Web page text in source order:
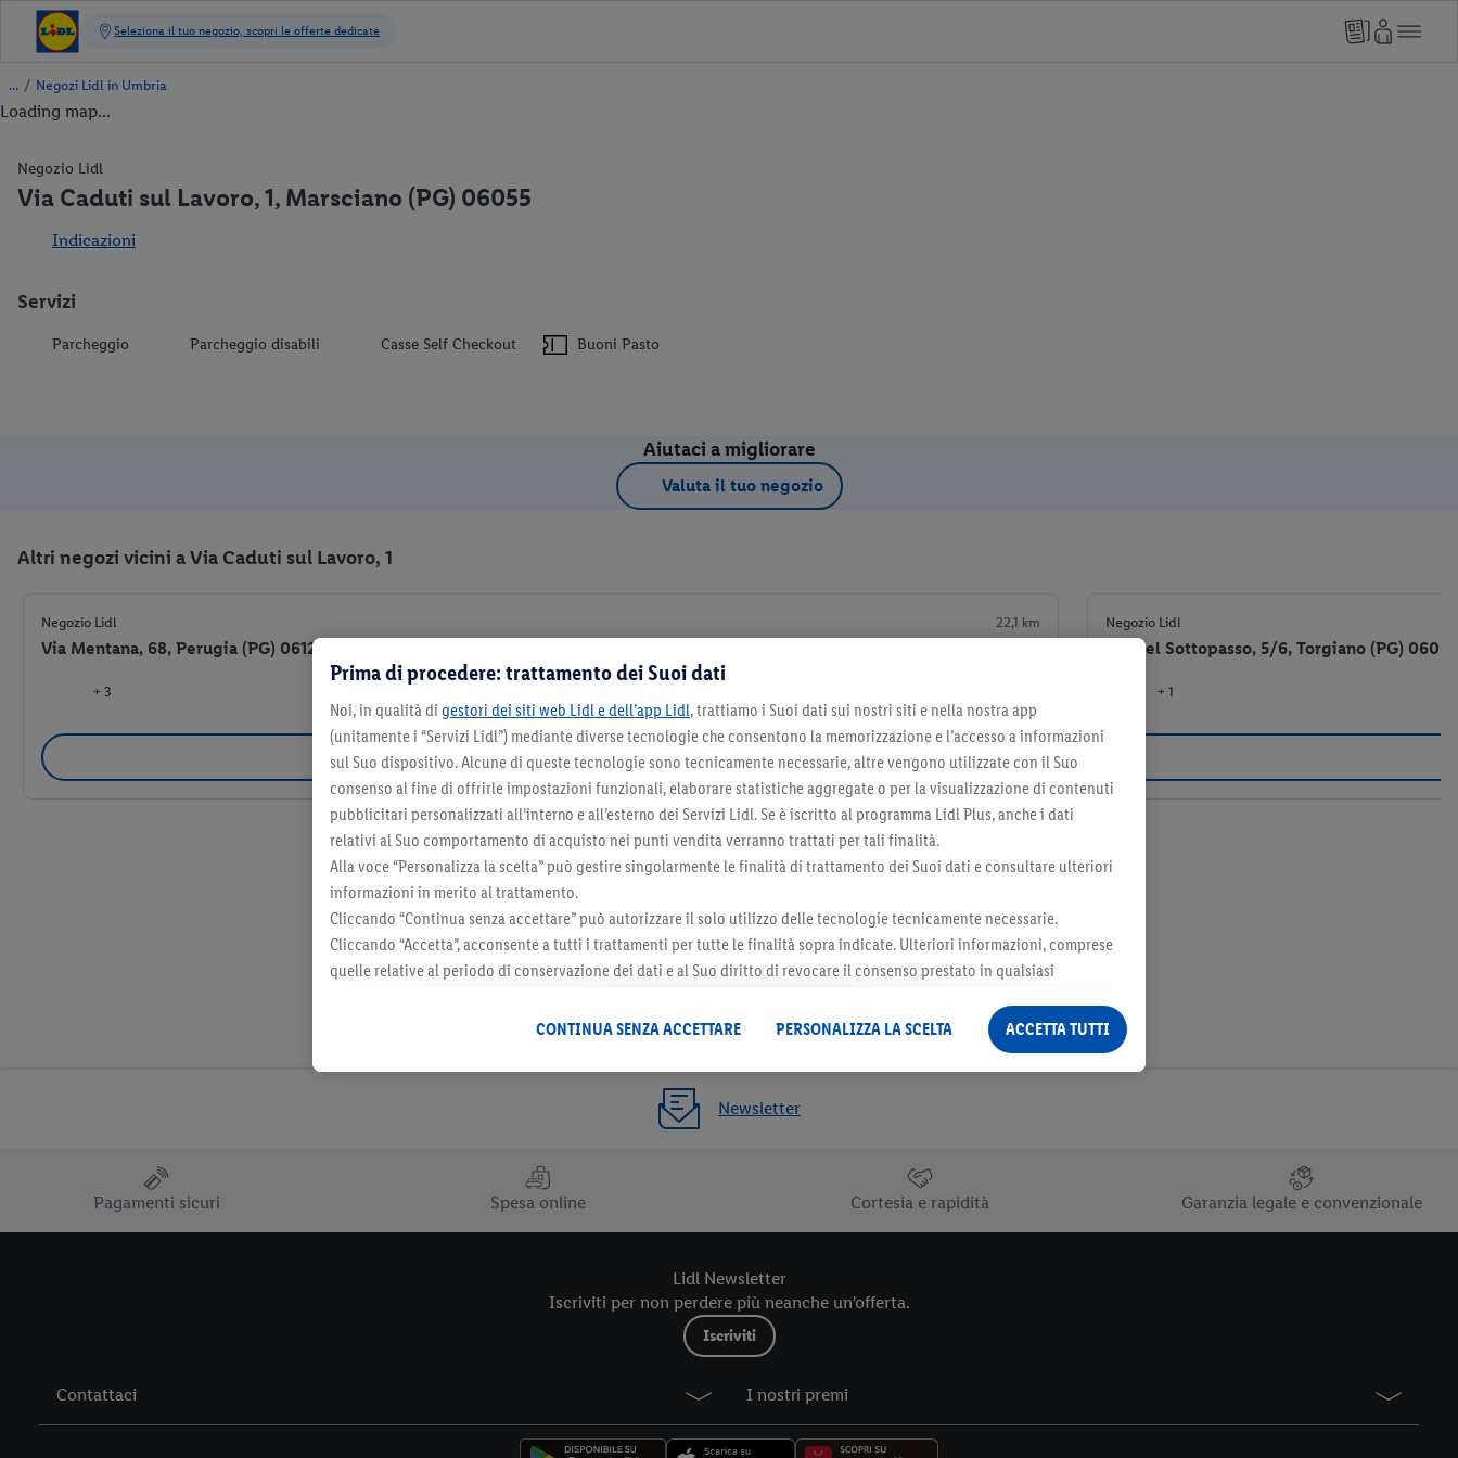
/ Negozi Lidl in Umbria
Loading map...
Negozio Lidl
Via Caduti sul Lavoro, 1, Marsciano (PG) 06055
Indicazioni
Servizi
Parcheggio Parcheggio disabili Casse Self Checkout Buoni Pasto
Aiutaci a migliorare
Valuta il tuo negozio
Altri negozi vicini a Via Caduti sul Lavoro, 1
Negozio Lidl 22,1 km
Via Mentana, 68, Perugia (PG) 06129
+ 3
Seleziona come negozio preferito
Negozio Lidl
Via del Sottopasso, 5/6, Torgiano (PG)
+ 1
Newsletter
Pagamenti sicuri Spesa online Cortesia e rapidità Garanzia legale e convenzionale
Lidl Newsletter
Iscriviti per non perdere più neanche un'offerta.
Iscriviti
Contattaci I nostri premi
Prima di procedere: trattamento dei Suoi dati
Noi, in qualità di gestori dei siti web Lidl e dell’app Lidl, trattiamo i Suoi dati sui nostri siti e nella nostra app
(unitamente i “Servizi Lidl”) mediante diverse tecnologie che consentono la memorizzazione e l’accesso a informazioni
sul Suo dispositivo. Alcune di queste tecnologie sono tecnicamente necessarie, altre vengono utilizzate con il Suo
consenso al fine di offrirle impostazioni funzionali, elaborare statistiche aggregate o per la visualizzazione di contenuti
pubblicitari personalizzati all’interno e all’esterno dei Servizi Lidl. Se è iscritto al programma Lidl Plus, anche i dati
relativi al Suo comportamento di acquisto nei punti vendita verranno trattati per tali finalità.
Alla voce “Personalizza la scelta” può gestire singolarmente le finalità di trattamento dei Suoi dati e consultare ulteriori
informazioni in merito al trattamento.
Cliccando “Continua senza accettare” può autorizzare il solo utilizzo delle tecnologie tecnicamente necessarie.
Cliccando “Accetta”, acconsente a tutti i trattamenti per tutte le finalità sopra indicate. Ulteriori informazioni, comprese
quelle relative al periodo di conservazione dei dati e al Suo diritto di revocare il consenso prestato in qualsiasi
CONTINUA SENZA ACCETTARE PERSONALIZZA LA SCELTA ACCETTA TUTTI